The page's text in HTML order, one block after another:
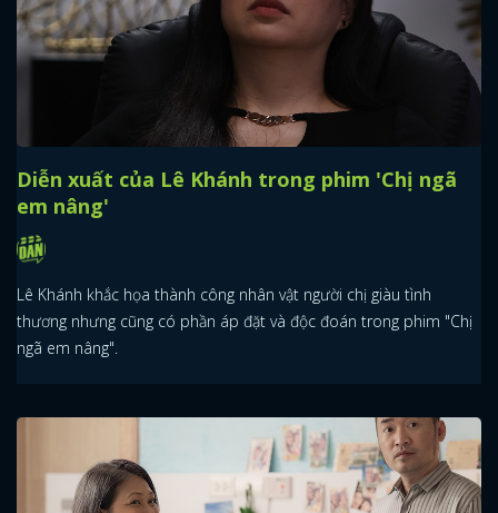
Diễn xuất của Lê Khánh trong phim 'Chị ngã
em nâng'
Lê Khánh khắc họa thành công nhân vật người chị giàu tình
thương nhưng cũng có phần áp đặt và độc đoán trong phim "Chị
ngã em nâng".